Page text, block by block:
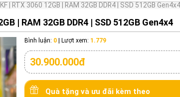
| RTX 3060 12GB | RAM 32GB DDR4 | SSD 512GB Gen4x4
| RAM 32GB DDR4 | SSD 512GB Gen4x4
Bình luận: 0| Lượt xem: 1.779
30.900.000đ
Quà tặng và ưu đãi kèm theo